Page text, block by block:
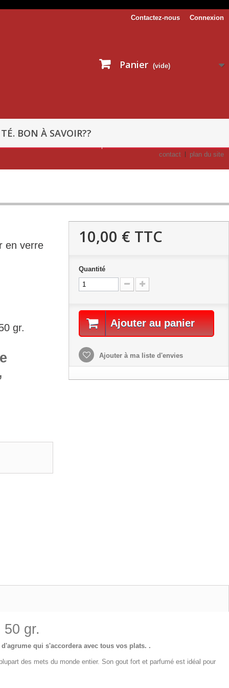
Connexion
Contactez-nous
Panier (vide)
BON À SAVOIR??
contact plan du site
en verre
gr.
10,00 € TTC
Quantité
Ajouter au panier
Ajouter à ma liste d'envies
gr.
qui s'accordera avec tous vos plats. .
des mets du monde entier. Son gout fort et parfumé est idéal pour